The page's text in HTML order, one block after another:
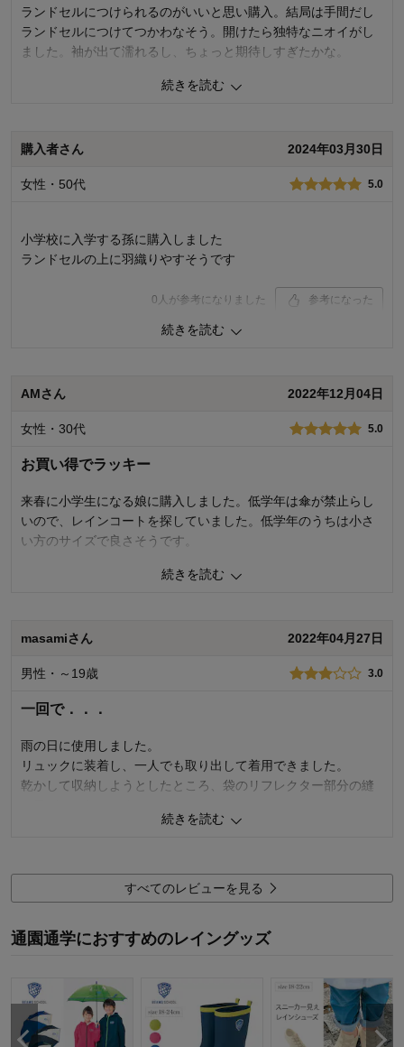
ランドセルにつけられるのがいいと思い購入。結局は手間だし
ランドセルにつけてつかわなそう。開けたら独特なニオイがし
ました。袖が出て濡れるし、ちょっと期待しすぎたかな。
人が参考になりました
お子さまのお気に入り度
着心地･使用感
お子さまの性別： 男の子
お子様の年齢： 6～9歳
続きを読む
購入者さん 2024年03月30日
女性・50代 5.0
小学校に入学する孫に購入しました
ランドセルの上に羽織りやすそうです
0 人が参考になりました 参考になった
ライム, M（推奨サイズ：135-155cm）
続きを読む
AMさん 2022年12月04日
女性・30代 5.0
お買い得でラッキー
来春に小学生になる娘に購入しました。低学年は傘が禁止らし
いので、レインコートを探していました。低学年のうちは小さ
い方のサイズで良さそうです。
人が参考になりました
お子さまのお気に入り度
着心地･使用感
続きを読む
masamiさん 2022年04月27日
男性・～19歳 3.0
一回で．．．
雨の日に使用しました。
リュックに装着し、一人でも取り出して着用できました。
乾かして収納しようとしたところ、袋のリフレクター部分の縫
一回でほつれてしまいショックです。
薄い分、軽い。臭いも一回使用して無くなりました。
子供がとても気に入っていたので残念です。
2.0
お子さまのお気に入り度
5.0
デザイン
5.0
続きを読む
すべてのレビューを見る
通園通学におすすめのレイングッズ